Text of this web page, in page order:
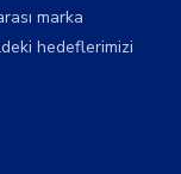
marka
hedeflerimizi